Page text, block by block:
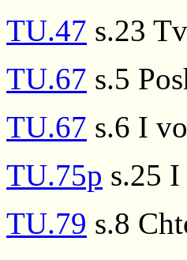
TU.47 s.23
TU.67 s.5
TU.67 s.6 I
TU.75p s.25
TU.79 s.8